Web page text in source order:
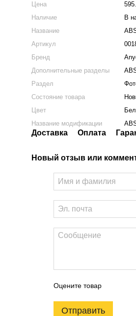
Цена
Наличие
В
Название
Артикул
Бренд
Дополнительные разделы
Раздел
Состояние товара
Цвет
Название модификации
Доставка Оплата
Новый отзыв или
Оцените товар
Отправить